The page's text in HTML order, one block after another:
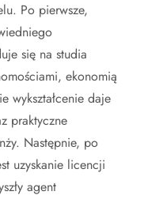
Po pierwsze,
się na studia
ekonomią
wykształcenie daje
praktyczne
Następnie, po
uzyskanie licencji
agent